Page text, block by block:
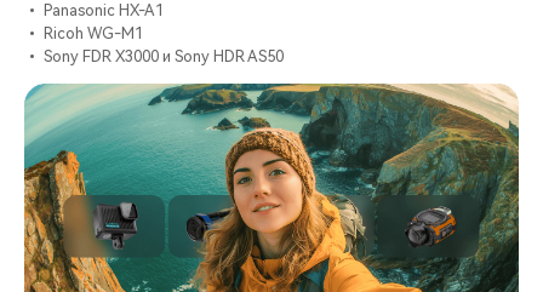
• Panasonic HX-A1
• Ricoh WG-M1
• Sony FDR X3000 и Sony HDR AS50